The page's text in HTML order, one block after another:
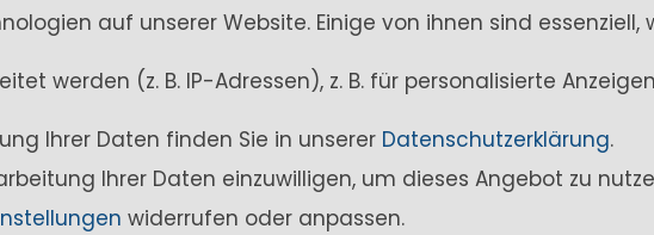
auf unserer Website. Einige von ihnen sind
werden (z. B. IP-Adressen), z. B. für personalisierte
Ihrer Daten finden Sie in unserer Datenschutzerklärung.
Ihrer Daten einzuwilligen, um dieses Angebot zu
widerrufen oder anpassen.